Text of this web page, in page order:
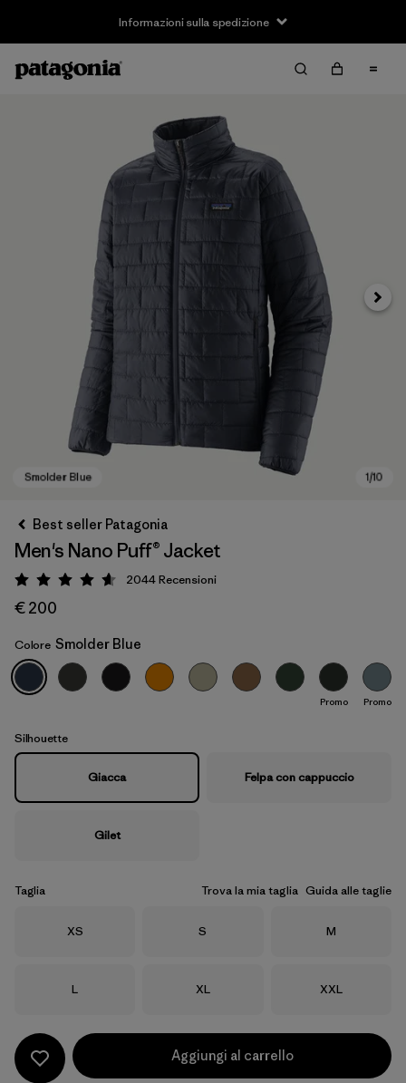
Informazioni sulla spedizione
Smolder Blue
Avanti
Best seller Patagonia
Men's Nano Puff® Jacket
Valutazione: 4.6 / 5
2044Recensioni
€ 200
Colore Smolder Blue
Promo Promo
Silhouette
Giacca Felpa con cappuccio
Gilet
Taglia Trova la mia taglia Guida alle taglie
Taglia
XS Taglia
S Taglia
M
Taglia
L Taglia
XL Taglia
XXL
Aggiungi al carrello